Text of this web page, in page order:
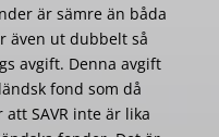
är sämre än båda
även ut dubbelt så
avgift. Denna avgift
fond som då
SAVR inte är lika